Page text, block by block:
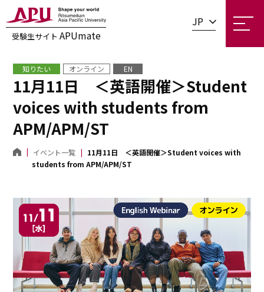
受験生サイト APUmate
JP
知りたい オンライン EN
11月11日 ＜英語開催＞Student
voices with students from
APM/APM/ST
イベント一覧
11月11日 ＜英語開催＞Student voices with
students from APM/APM/ST